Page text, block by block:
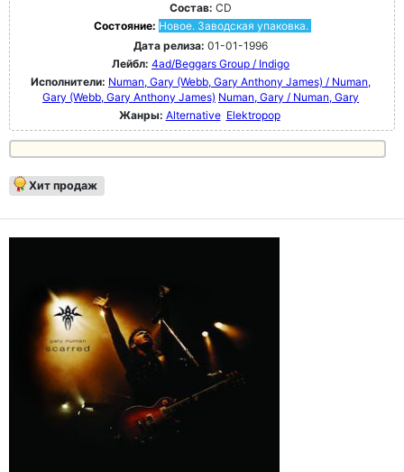
Состав: CD
Состояние: Новое. Заводская упаковка.
Дата релиза: 01-01-1996
Лейбл: 4ad/Beggars Group / Indigo
Исполнители: Numan, Gary (Webb, Gary Anthony James) / Numan,
Gary (Webb, Gary Anthony James) Numan, Gary / Numan, Gary
Жанры: Alternative Elektropop
Хит продаж